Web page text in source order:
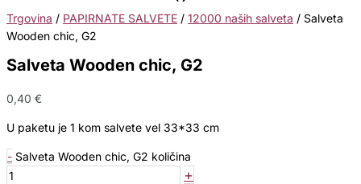
Trgovina / PAPIRNATE SALVETE / 12000 naših salveta / Salveta
Wooden chic, G2
Salveta Wooden chic, G2
0,40 €
U paketu je 1 kom salvete vel 33*33 cm
- Salveta Wooden chic, G2 količina
+